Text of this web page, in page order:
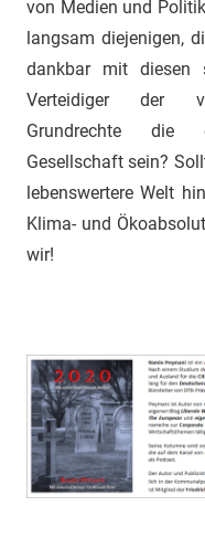
von Medien und
langsam diejenigen,
dankbar mit diesen
Verteidiger der
Grundrechte die
Gesellschaft sein?
lebenswertere Welt
Klima- und
wir!